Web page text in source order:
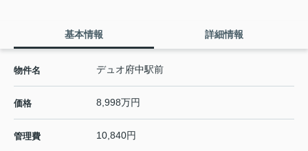
基本情報 詳細情報
物件名 デュオ府中駅前
価格 8,998万円
管理費 10,840円